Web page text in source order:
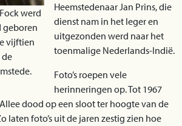
werd
geboren
vijftien
de
Heemstedenaar Jan Prins, die
dienst nam in het leger en
uitgezonden werd naar het
toenmalige Nederlands-Indië.
Foto’s roepen vele
herinneringen op. Tot 1967
dood op een sloot ter hoogte van de
laten foto’s uit de jaren zestig zien hoe